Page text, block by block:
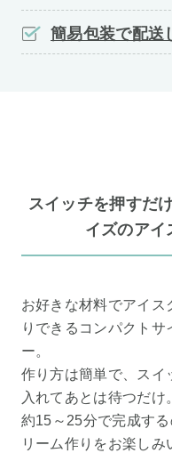
簡易包装で配送
スイッチを押すだ
イズのアイ
お好きな材料でアイス
りできるコンパクト
ー。
作り方は簡単で、スイ
入れてあとは待つだけ。
約15～25分で完成す
リーム作りをお楽しみ